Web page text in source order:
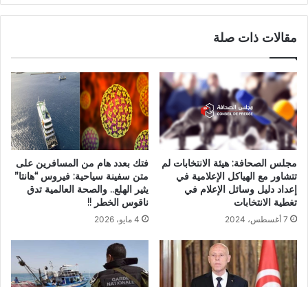
مقالات ذات صلة
مجلس الصحافة: هيئة الانتخابات لم
تتشاور مع الهياكل الإعلامية في
إعداد دليل وسائل الإعلام في
تغطية الانتخابات
7 أغسطس، 2024
فتك بعدد هام من المسافرين على
متن سفينة سياحية: فيروس “هانتا”
يثير الهلع.. والصحة العالمية تدق
ناقوس الخطر !!
4 مايو، 2026